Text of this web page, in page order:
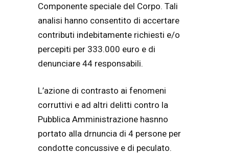
Componente speciale del Corpo. Tali
analisi hanno consentito di accertare
contributi indebitamente richiesti e/o
percepiti per 333.000 euro e di
denunciare 44 responsabili.
L’azione di contrasto ai fenomeni
corruttivi e ad altri delitti contro la
Pubblica Amministrazione hasnno
portato alla drnuncia di 4 persone per
condotte concussive e di peculato.